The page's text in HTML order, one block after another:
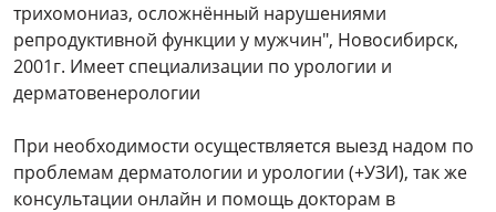
трихомониаз, осложнённый нарушениями
репродуктивной функции у мужчин", Новосибирск,
2001г. Имеет специализации по урологии и
дерматовенерологии
При необходимости осуществляется выезд надом по
проблемам дерматологии и урологии (+УЗИ), так же
консультации онлайн и помощь докторам в